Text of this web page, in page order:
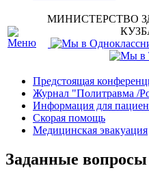
МИНИСТЕРСТВО
Предстоящая
Журнал "Политравма /
Информация для
Скорая помощь
Медицинская эвакуация
Заданные вопросы